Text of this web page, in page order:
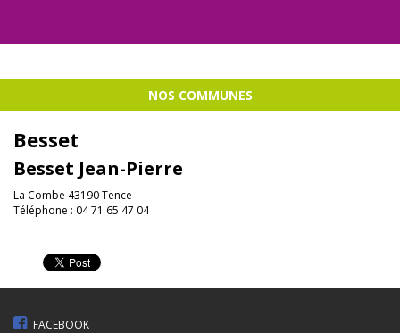
NOS COMMUNES
Besset
Besset Jean-Pierre
La Combe 43190 Tence
Téléphone : 04 71 65 47 04
FACEBOOK